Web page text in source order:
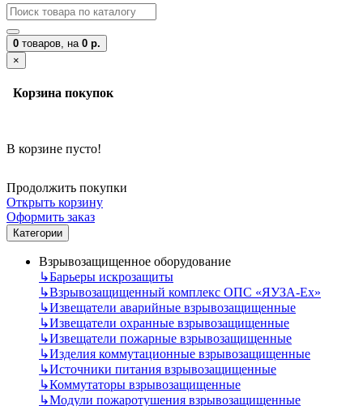
0 товаров, на 0 р.
×
Корзина покупок
В корзине пусто!
Продолжить покупки
Открыть корзину
Оформить заказ
Категории
Взрывозащищенное оборудование
↳Барьеры искрозащиты
↳Взрывозащищенный комплекс ОПС «ЯУЗА-Ех»
↳Извещатели аварийные взрывозащищенные
↳Извещатели охранные взрывозащищенные
↳Извещатели пожарные взрывозащищенные
↳Изделия коммутационные взрывозащищенные
↳Источники питания взрывозащищенные
↳Коммутаторы взрывозащищенные
↳Модули пожаротушения взрывозащищенные